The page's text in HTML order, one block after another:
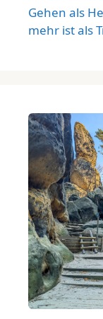
Gehen als
mehr ist als